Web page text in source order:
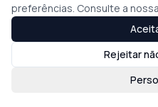
preferências. Consulte a nossa
Rejeitar